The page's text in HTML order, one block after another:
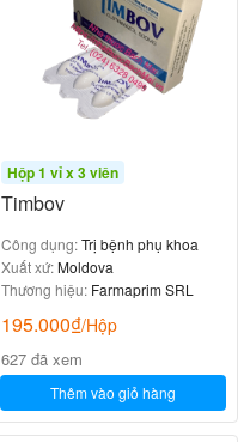
Hộp 1 vỉ x 3 viên
Timbov
Công dụng:Trị bệnh phụ khoa
Xuất xứ:Moldova
Thương hiệu: Farmaprim SRL
195.000₫/Hộp
627 đã xem
Thêm vào giỏ hàng